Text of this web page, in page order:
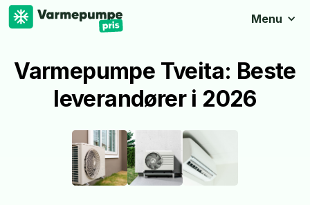
Menu
Varmepumpe Tveita: Beste
leverandører i 2026